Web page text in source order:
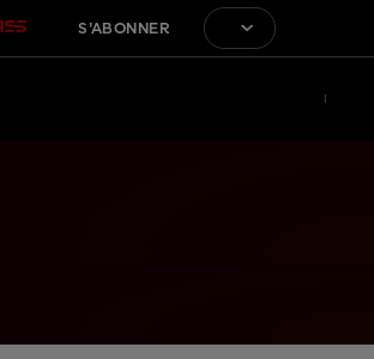
S'ABONNER